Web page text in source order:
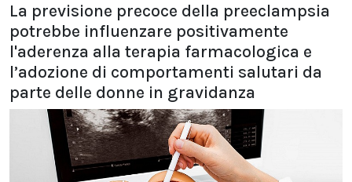
La previsione precoce della preeclampsia
potrebbe influenzare positivamente
l'aderenza alla terapia farmacologica e
l’adozione di comportamenti salutari da
parte delle donne in gravidanza